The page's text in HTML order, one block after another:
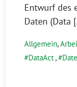
Entwurf des
Daten (Data
Allgemein,
DataAct,